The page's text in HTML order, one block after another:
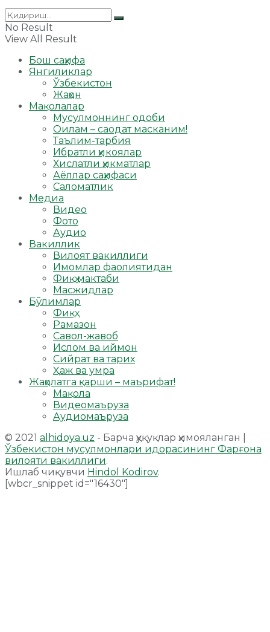
No Result
View All Result
Бош саҳифа
Янгиликлар
Ўзбекистон
Жаҳон
Мақолалар
Мусулмоннинг одоби
Оилам – саодат масканим!
Таълим-тарбия
Ибратли ҳикоялар
Хислатли ҳикматлар
Аёллар саҳифаси
Саломатлик
Медиа
Видео
Фото
Аудио
Вакиллик
Вилоят вакиллиги
Имомлар фаолиятидан
Фиқҳ мактаби
Масжидлар
Бўлимлар
Фиқҳ
Рамазон
Савол-жавоб
Ислом ва иймон
Сийрат ва тарих
Ҳаж ва умра
Жаҳолатга қарши – маърифат!
Мақола
Видеомаъруза
Аудиомаъруза
© 2021 alhidoya.uz - Барча ҳуқуқлар ҳимояланган |
Ўзбекистон мусулмонлари идорасининг Фарғона
вилояти вакиллиги.
Ишлаб чиқувчи Hindol Kodirov.
[wbcr_snippet id="16430"]